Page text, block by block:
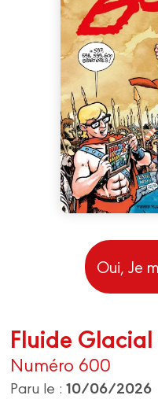
Oui, Je
Fluide
Numéro 600
Paru le :10/06/2026